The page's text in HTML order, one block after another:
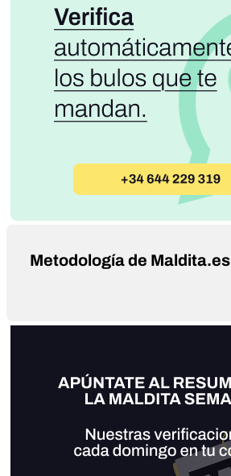
Metodología de Maldita.es